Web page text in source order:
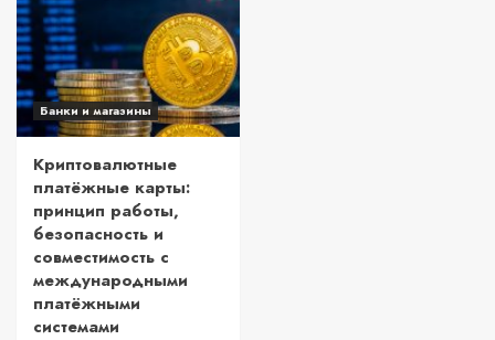
Банки и магазины
Криптовалютные
платёжные карты:
принцип работы,
безопасность и
совместимость с
международными
платёжными
системами